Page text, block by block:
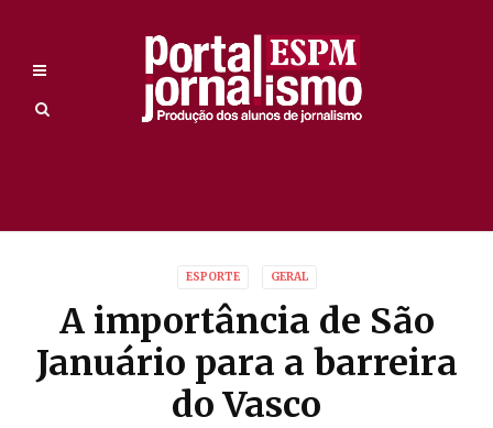
ESPORTE GERAL
A importância de São
Januário para a barreira
do Vasco